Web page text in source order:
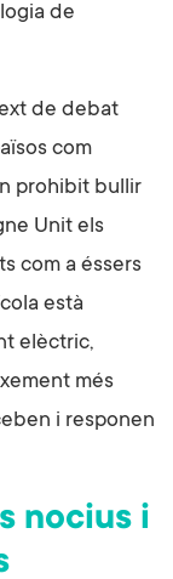
de
de debat
com
prohibit bullir
Unit els
com a éssers
està
elèctric,
més
i responen
nocius i